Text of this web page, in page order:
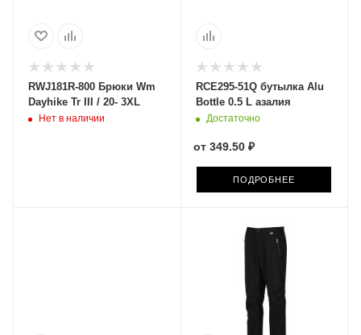
RWJ181R-800 Брюки Wm
Dayhike Tr III / 20- 3XL
Нет в наличии
RCE295-51Q бутылка Alu
Bottle 0.5 L азалия
Достаточно
от 349.50 ₽
ПОДРОБНЕЕ